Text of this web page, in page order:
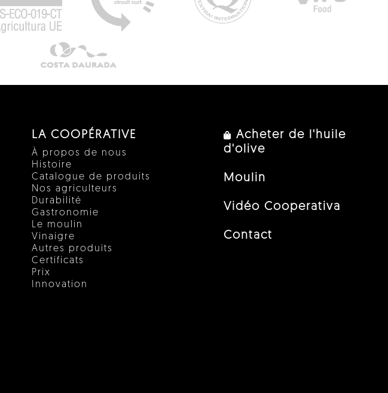
LA COOPÉRATIVE
À propos de nous
Histoire
Catalogue de produits
Nos agriculteurs
Durabilité
Gastronomie
Le moulin
Vinaigre
Autres produits
Certificats
Prix
Innovation
Acheter de l'huile
d'olive
Moulin
Vidéo Cooperativa
Contact